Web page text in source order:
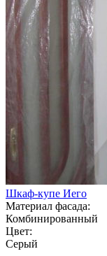
Шкаф-купе Иего
Материал фасада:
Комбинированный
Цвет:
Серый